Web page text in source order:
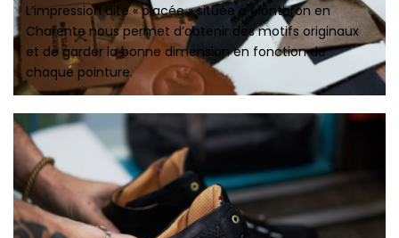
L’impression dite « placée » située à Montbron en
Charente nous permet d’obtenir des motifs originaux
et de garder la bonne dimension en fonction de
chaque pointure.